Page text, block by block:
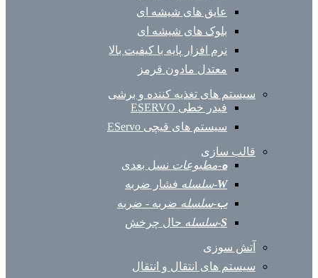
عایق های شیشه ای
بلوک های شیشه ای
نرم افزار پایه با کیفیت بالا
معتدل مادون قرمز
سیستم های تغذیه کننده و برشی
فیدر خطی ESERVO
سیستم های قیچی EServo
قالب سازی
ه-مطبوعات نسل بعدی
W-سلسله فشار ضربه
ب-سلسله ضربه - ضربه
S-سلسله حال چرخش
آتش سوزی
سیستم های انتقال و انتقال